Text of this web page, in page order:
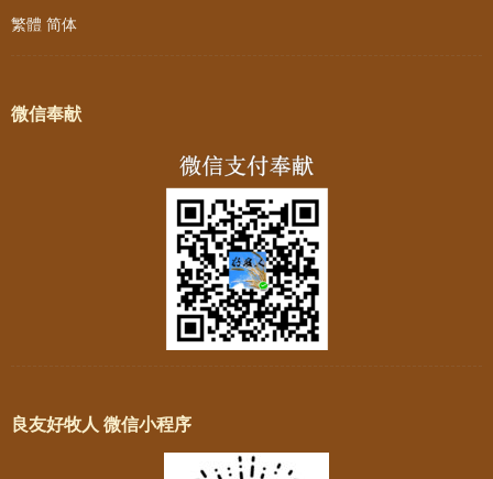
繁體 简体
微信奉献
良友好牧人 微信小程序